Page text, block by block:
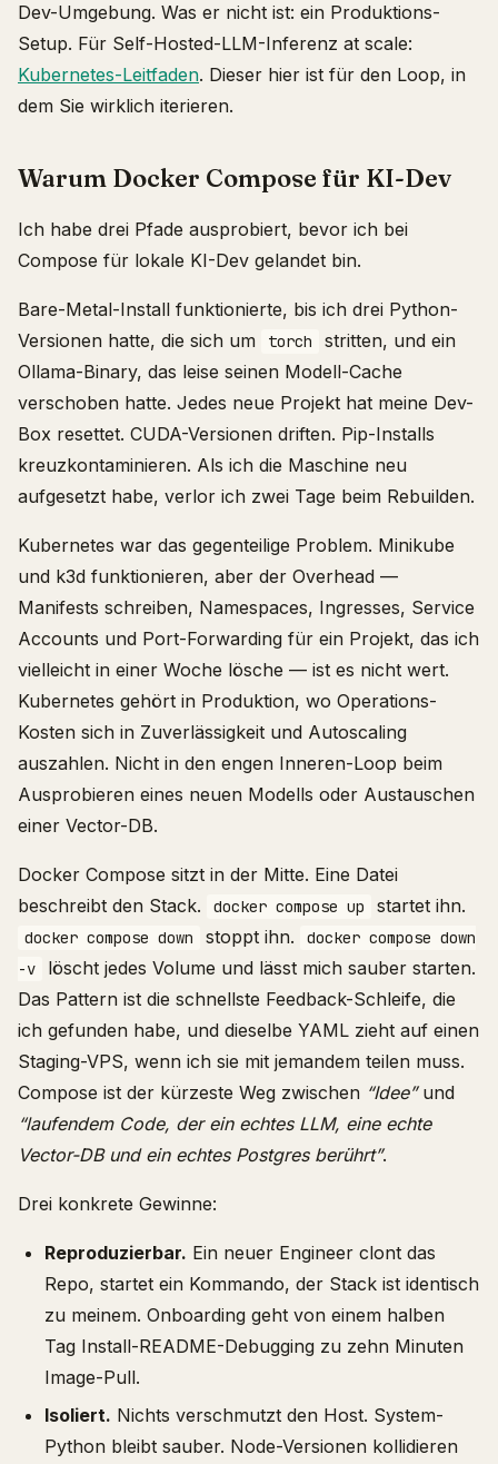
Dev-Umgebung. Was er nicht ist: ein Produktions-
Setup. Für Self-Hosted-LLM-Inferenz at scale:
Kubernetes-Leitfaden. Dieser hier ist für den Loop, in
dem Sie wirklich iterieren.
Warum Docker Compose für KI-Dev
Ich habe drei Pfade ausprobiert, bevor ich bei
Compose für lokale KI-Dev gelandet bin.
Bare-Metal-Install funktionierte, bis ich drei Python-
Versionen hatte, die sich um
torch
stritten, und ein
Ollama-Binary, das leise seinen Modell-Cache
verschoben hatte. Jedes neue Projekt hat meine Dev-
Box resettet. CUDA-Versionen driften. Pip-Installs
kreuzkontaminieren. Als ich die Maschine neu
aufgesetzt habe, verlor ich zwei Tage beim Rebuilden.
Kubernetes war das gegenteilige Problem. Minikube
und k3d funktionieren, aber der Overhead —
Manifests schreiben, Namespaces, Ingresses, Service
Accounts und Port-Forwarding für ein Projekt, das ich
vielleicht in einer Woche lösche — ist es nicht wert.
Kubernetes gehört in Produktion, wo Operations-
Kosten sich in Zuverlässigkeit und Autoscaling
auszahlen. Nicht in den engen Inneren-Loop beim
Ausprobieren eines neuen Modells oder Austauschen
einer Vector-DB.
Docker Compose sitzt in der Mitte. Eine Datei
beschreibt den Stack.
docker compose up startet ihn.
docker compose down stoppt ihn.
docker compose down
-v
löscht jedes Volume und lässt mich sauber starten.
Das Pattern ist die schnellste Feedback-Schleife, die
ich gefunden habe, und dieselbe YAML zieht auf einen
Staging-VPS, wenn ich sie mit jemandem teilen muss.
Compose ist der kürzeste Weg zwischen “Idee”und
“laufendem Code, der ein echtes LLM, eine echte
Vector-DB und ein echtes Postgres berührt”.
Drei konkrete Gewinne:
Reproduzierbar. Ein neuer Engineer clont das
Repo, startet ein Kommando, der Stack ist identisch
zu meinem. Onboarding geht von einem halben
Tag Install-README-Debugging zu zehn Minuten
Image-Pull.
Isoliert. Nichts verschmutzt den Host. System-
Python bleibt sauber. Node-Versionen kollidieren